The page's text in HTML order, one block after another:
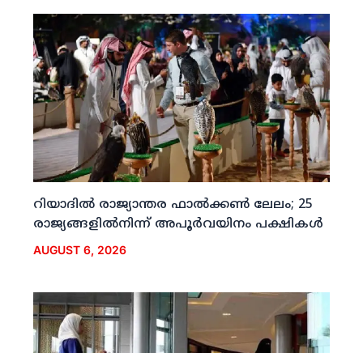
റിയാദില്‍ രാജ്യാന്തര ഫാല്‍ക്കണ്‍ ലേലം; 25
രാജ്യങ്ങളില്‍നിന്ന് അപൂര്‍വയിനം പക്ഷികള്‍
AUGUST 6, 2026